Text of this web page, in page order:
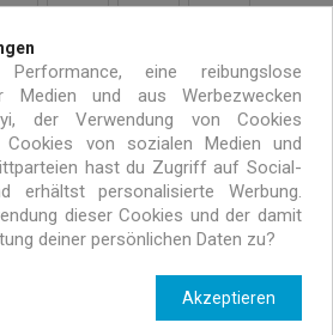
auf alle Bestellungen über 99€
Materialien
nur für MURRAYI Abonnenten
eine reibungslose
Medien und aus Werbezwecken
der Verwendung von Cookies
Cookies von sozialen Medien und
hast du Zugriff auf Social-
erhältst personalisierte Werbung.
dieser Cookies und der damit
deiner persönlichen Daten zu?
Akzeptieren